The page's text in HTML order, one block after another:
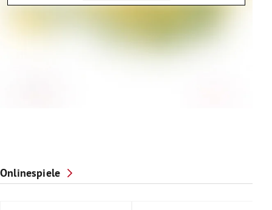
Onlinespiele